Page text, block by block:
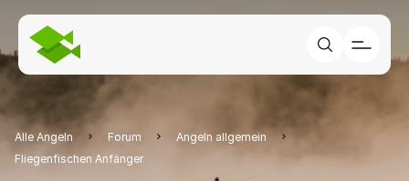
Alle Angeln Forum
Angeln allgemein
Fliegenfischen Anfänger